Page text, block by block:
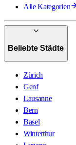
Alle Kategorien
Beliebte Städte
Zürich
Genf
Lausanne
Bern
Basel
Winterthur